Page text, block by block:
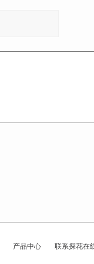
产品中心 联系探花在